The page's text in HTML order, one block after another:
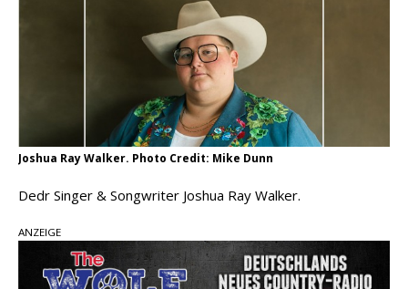
Ben Gallaher kehrt zu seinen Wurzeln zurück –
„Taylor Gold“ zeigt die Kraft der Akustik
Joshua Ray Walker. Photo Credit: Mike Dunn
Dedr Singer & Songwriter Joshua Ray Walker.
ANZEIGE